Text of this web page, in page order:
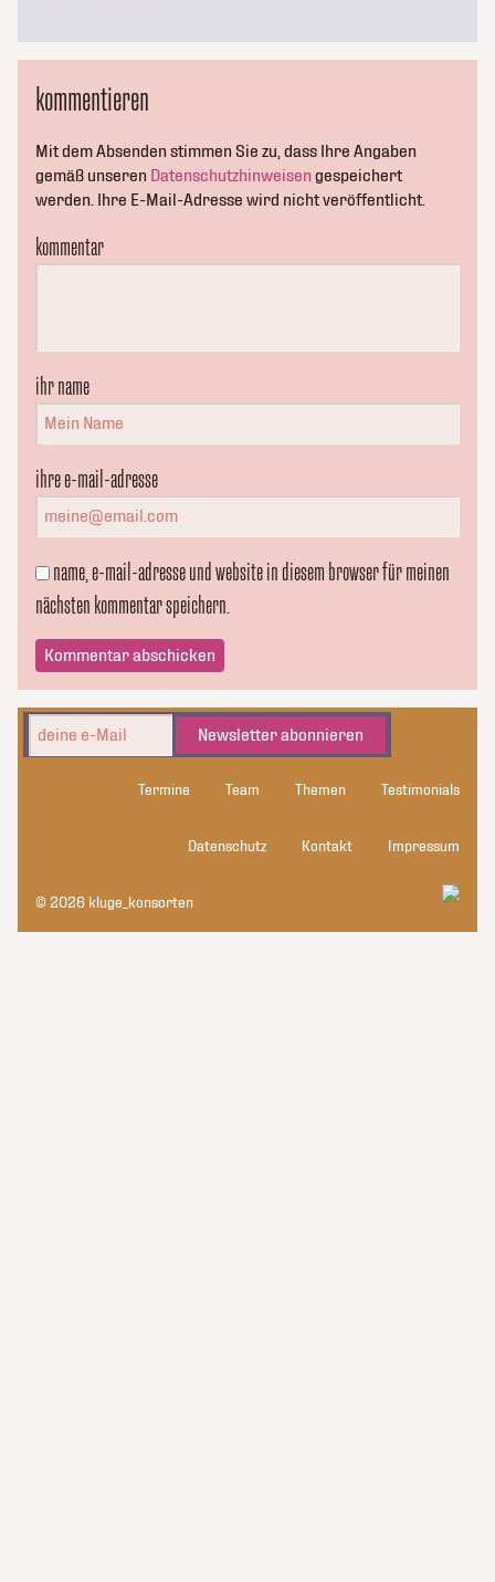
kommentieren
Mit dem Absenden stimmen Sie zu, dass Ihre Angaben
gemäß unseren Datenschutzhinweisen gespeichert
werden. Ihre E-Mail-Adresse wird nicht veröffentlicht.
kommentar
ihr name
ihre e-mail-adresse
name, e-mail-adresse und website in diesem browser für meinen
nächsten kommentar speichern.
Newsletter abonnieren
Termine Team Themen Testimonials
Datenschutz Kontakt Impressum
© 2026 kluge_konsorten